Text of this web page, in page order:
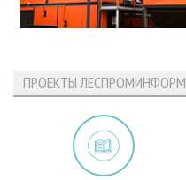
ПРОЕКТЫ ЛЕСПРОМИНФОРМ